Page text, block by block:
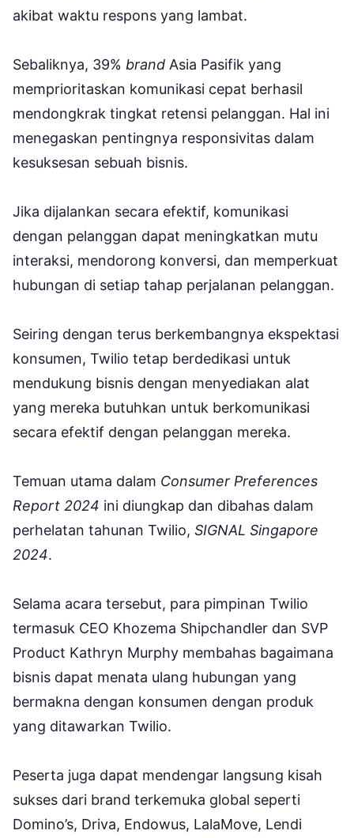
akibat waktu respons yang lambat.
Sebaliknya, 39% brand Asia Pasifik yang
memprioritaskan komunikasi cepat berhasil
mendongkrak tingkat retensi pelanggan. Hal ini
menegaskan pentingnya responsivitas dalam
kesuksesan sebuah bisnis.
Jika dijalankan secara efektif, komunikasi
dengan pelanggan dapat meningkatkan mutu
interaksi, mendorong konversi, dan memperkuat
hubungan di setiap tahap perjalanan pelanggan.
Seiring dengan terus berkembangnya ekspektasi
konsumen, Twilio tetap berdedikasi untuk
mendukung bisnis dengan menyediakan alat
yang mereka butuhkan untuk berkomunikasi
secara efektif dengan pelanggan mereka.
Temuan utama dalam Consumer Preferences
Report 2024 ini diungkap dan dibahas dalam
perhelatan tahunan Twilio, SIGNAL Singapore
2024.
Selama acara tersebut, para pimpinan Twilio
termasuk CEO Khozema Shipchandler dan SVP
Product Kathryn Murphy membahas bagaimana
bisnis dapat menata ulang hubungan yang
bermakna dengan konsumen dengan produk
yang ditawarkan Twilio.
Peserta juga dapat mendengar langsung kisah
sukses dari brand terkemuka global seperti
Domino’s, Driva, Endowus, LalaMove, Lendi